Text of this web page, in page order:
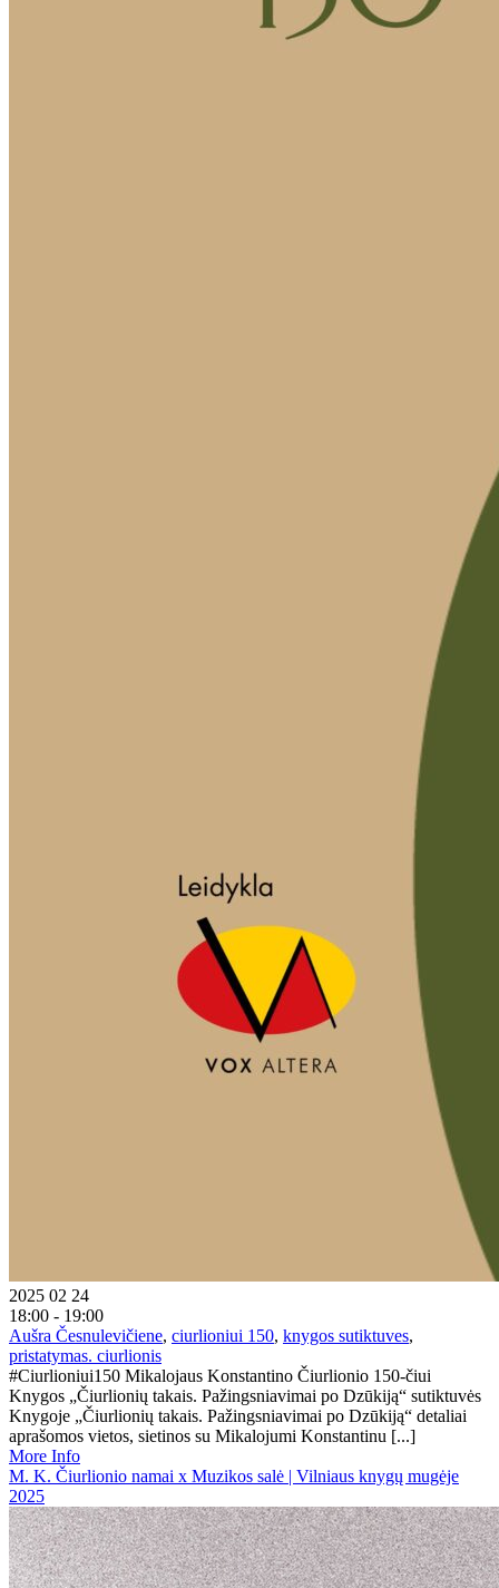
2025 02 24
18:00 - 19:00
Aušra Česnulevičiene, ciurlioniui 150, knygos sutiktuves,
pristatymas. ciurlionis
#Ciurlioniui150 Mikalojaus Konstantino Čiurlionio 150-čiui
Knygos „Čiurlionių takais. Pažingsniavimai po Dzūkiją“ sutiktuvės
Knygoje „Čiurlionių takais. Pažingsniavimai po Dzūkiją“ detaliai
aprašomos vietos, sietinos su Mikalojumi Konstantinu [...]
More Info
M. K. Čiurlionio namai x Muzikos salė | Vilniaus knygų mugėje
2025